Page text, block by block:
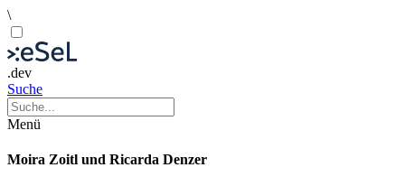
\
.dev
Suche
Menü
Moira Zoitl und Ricarda Denzer